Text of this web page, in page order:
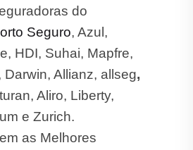
do
Seguro, Azul,
HDI, Suhai, Mapfre,
Darwin, Allianz, allseg,
Aliro, Liberty,
e Zurich.
as Melhores